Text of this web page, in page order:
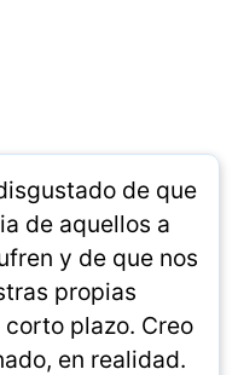
de que
de aquellos a
y de que nos
propias
plazo. Creo
en realidad.